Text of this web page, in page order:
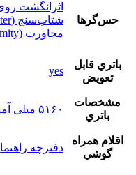
حس‌گرها
مجاورت (Proximity)
باتري قابل
تعويض
yes
مشخصات
باتري
۵۱۶۰ میلی آمپر ساعت
اقلام همراه
گوشي
دفترچه‌ راهنما